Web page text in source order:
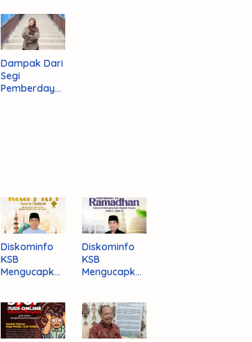
Dampak Dari
Segi
Pemberdaya
Diskominfo
KSB
Mengucapka
Idul Fitri 1446
H/2025 M
Diskominfo
KSB
Mengucapka
Ibadah Puasa
1446 H/2025
M